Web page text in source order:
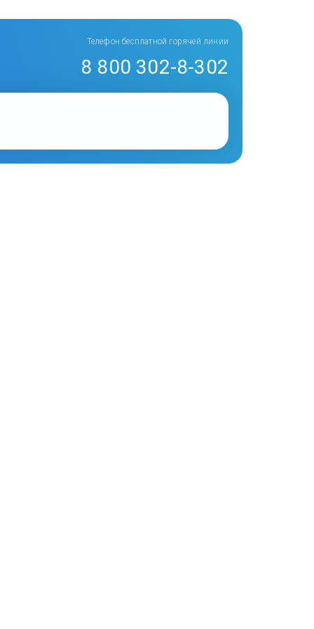
Телефон бесплатной горячей линии
8 800 302-8-302